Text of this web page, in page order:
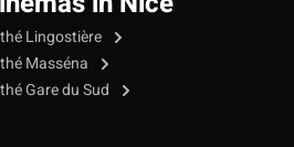
Lingostière
Masséna
Gare du Sud